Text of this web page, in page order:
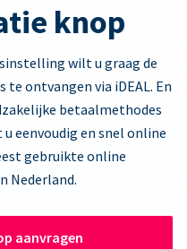
knop
wilt u graag de
ontvangen via iDEAL. En
betaalmethodes
eenvoudig en snel online
gebruikte online
Nederland.
aanvragen